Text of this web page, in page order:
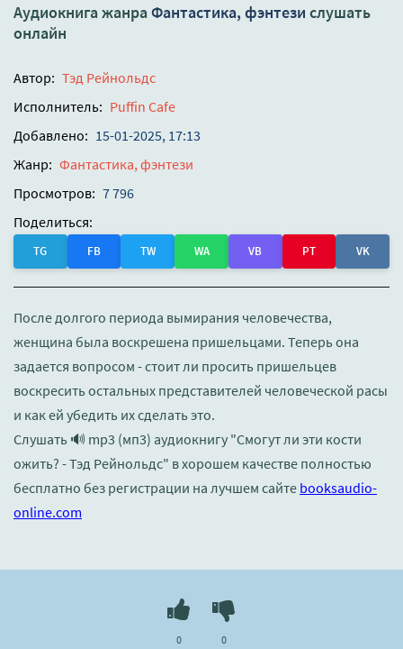
Аудиокнига жанра Фантастика, фэнтези слушать
онлайн
Автор: Тэд Рейнольдс
Исполнитель: Puffin Cafe
Добавлено: 15-01-2025, 17:13
Жанр: Фантастика, фэнтези
Просмотров: 7 796
Поделиться:
TG FB TW WA VB PT VK
После долгого периода вымирания человечества,
женщина была воскрешена пришельцами. Теперь она
задается вопросом - стоит ли просить пришельцев
воскресить остальных представителей человеческой расы
и как ей убедить их сделать это.
Слушать 🔊 mp3 (мп3) аудиокнигу "Смогут ли эти кости
ожить? - Тэд Рейнольдс" в хорошем качестве полностью
бесплатно без регистрации на лучшем сайте booksaudio-
online.com
0 0